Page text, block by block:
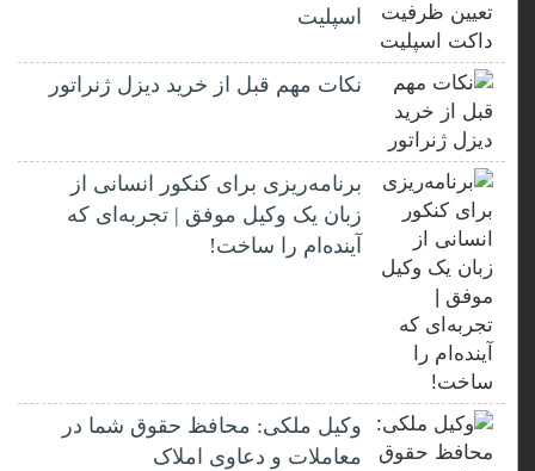
اسپلیت
نکات مهم قبل از خرید دیزل ژنراتور
برنامه‌ریزی برای کنکور انسانی از
زبان یک وکیل موفق | تجربه‌ای که
آینده‌ام را ساخت!
وکیل ملکی: محافظ حقوق شما در
معاملات و دعاوی املاک